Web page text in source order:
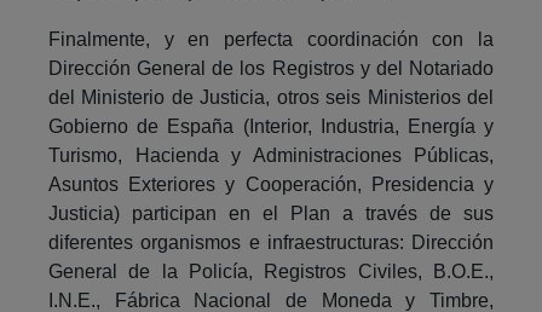
Finalmente, y en perfecta coordinación con la
Dirección General de los Registros y del Notariado
del Ministerio de Justicia, otros seis Ministerios del
Gobierno de España (Interior, Industria, Energía y
Turismo, Hacienda y Administraciones Públicas,
Asuntos Exteriores y Cooperación, Presidencia y
Justicia) participan en el Plan a través de sus
diferentes organismos e infraestructuras: Dirección
General de la Policía, Registros Civiles, B.O.E.,
I.N.E., Fábrica Nacional de Moneda y Timbre,